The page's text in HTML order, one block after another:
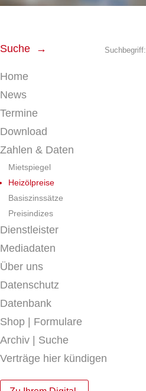
Suche → Suchbegriff:
Home
News
Termine
Download
Zahlen & Daten
Mietspiegel
Heizölpreise
Basiszinssätze
Preisindizes
Dienstleister
Mediadaten
Über uns
Datenschutz
Datenbank
Shop | Formulare
Archiv | Suche
Verträge hier kündigen